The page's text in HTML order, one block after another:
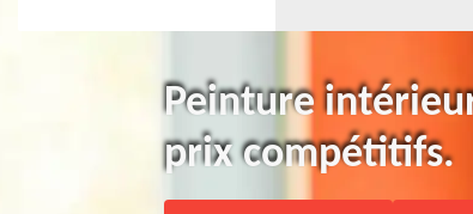
Peinture
prix compétitifs.